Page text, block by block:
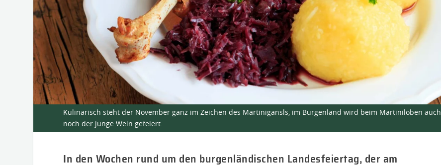
Kulinarisch steht der November ganz im Zeichen des Martinigansls, im Burgenland wird beim Martiniloben auch
noch der junge Wein gefeiert.
In den Wochen rund um den burgen­ländischen Landesfeiertag, der am